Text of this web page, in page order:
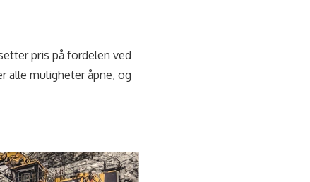
pris på fordelen ved
alle muligheter åpne, og